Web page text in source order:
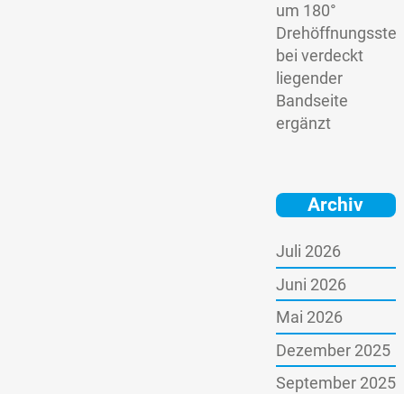
um 180°
bei verdeckt
liegender
Bandseite
ergänzt
Archiv
Juli 2026
Juni 2026
Mai 2026
Dezember 2025
September 2025